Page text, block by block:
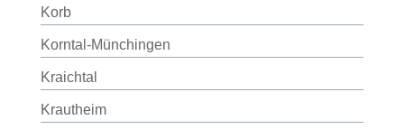
Korb
Korntal-Münchingen
Kraichtal
Krautheim